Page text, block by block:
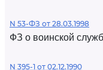
N 53-ФЗ от 28.03.1998
ФЗ о воинской
N 395-1 от 02.12.1990